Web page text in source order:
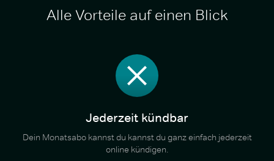
Alle Vorteile auf einen Blick
Jederzeit kündbar
Dein Monatsabo kannst du kannst du ganz einfach jederzeit
online kündigen.